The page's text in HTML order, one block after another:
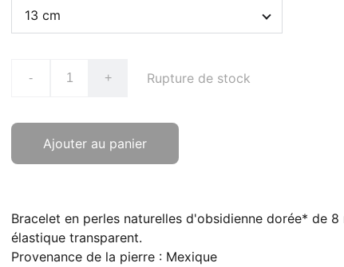
- + Rupture de stock
Ajouter au panier
Bracelet en perles naturelles d'obsidienne dorée* de 8
élastique transparent.
Provenance de la pierre : Mexique